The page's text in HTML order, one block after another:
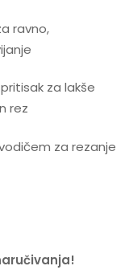
ravno,
za lakše
rez
za rezanje